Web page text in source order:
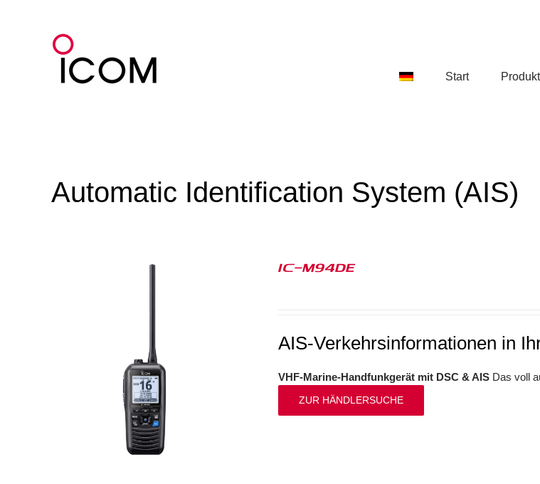
Start
Automatic Identification System (AIS)
IC-M94DE
AIS-Verkehrsinformationen in
VHF-Marine-Handfunkgerät mit DSC & AIS Das voll
ZUR HÄNDLERSUCHE